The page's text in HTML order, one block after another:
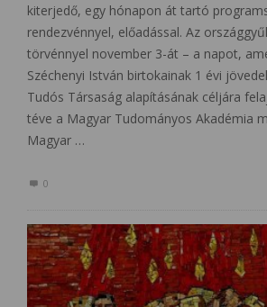
kiterjedő, egy hónapon át tartó
rendezvénnyel, előadással. Az
törvénnyel november 3-át – a napot,
Széchenyi István birtokainak 1 évi
Tudós Társaság alapításának céljára
téve a Magyar Tudományos Akadémia
Magyar …
0